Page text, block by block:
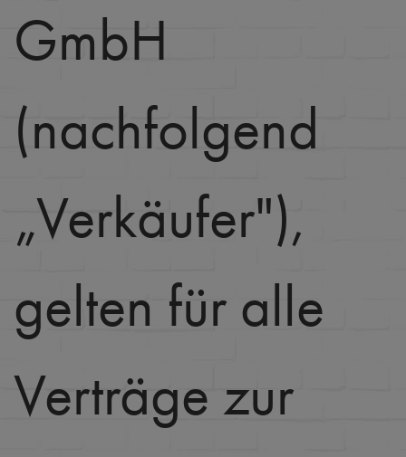
GmbH
(nachfolgend
„Verkäufer"),
gelten für alle
Verträge zur